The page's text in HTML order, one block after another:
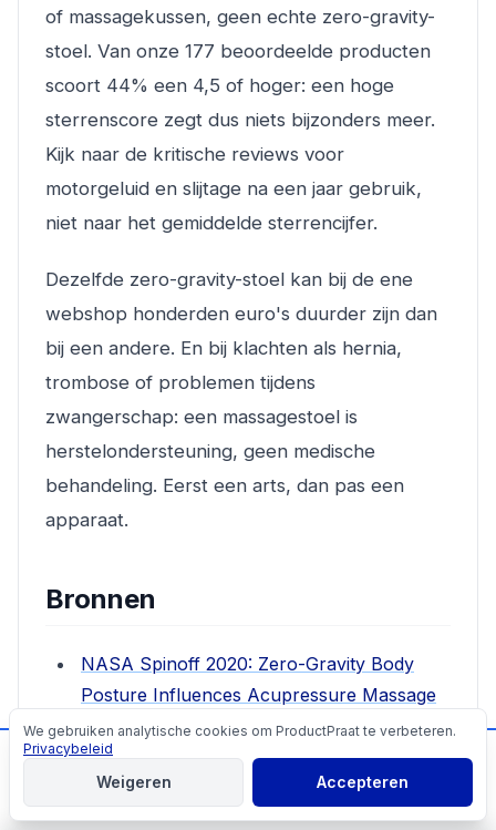
of massagekussen, geen echte zero-gravity-
stoel. Van onze 177 beoordeelde producten
scoort 44% een 4,5 of hoger: een hoge
sterrenscore zegt dus niets bijzonders meer.
Kijk naar de kritische reviews voor
motorgeluid en slijtage na een jaar gebruik,
niet naar het gemiddelde sterrencijfer.
Dezelfde zero-gravity-stoel kan bij de ene
webshop honderden euro's duurder zijn dan
bij een andere. En bij klachten als hernia,
trombose of problemen tijdens
zwangerschap: een massagestoel is
herstelondersteuning, geen medische
behandeling. Eerst een arts, dan pas een
apparaat.
Bronnen
NASA Spinoff 2020: Zero-Gravity Body
Posture Influences Acupressure Massage
Chair
ErgoQuest: The Science Behind Zero
Gravity
Cookies
We gebruiken analytische cookies om ProductPraat te verbeteren.
Privacybeleid
Weigeren Accepteren
📬Mis geen producttips!
Aanmelden